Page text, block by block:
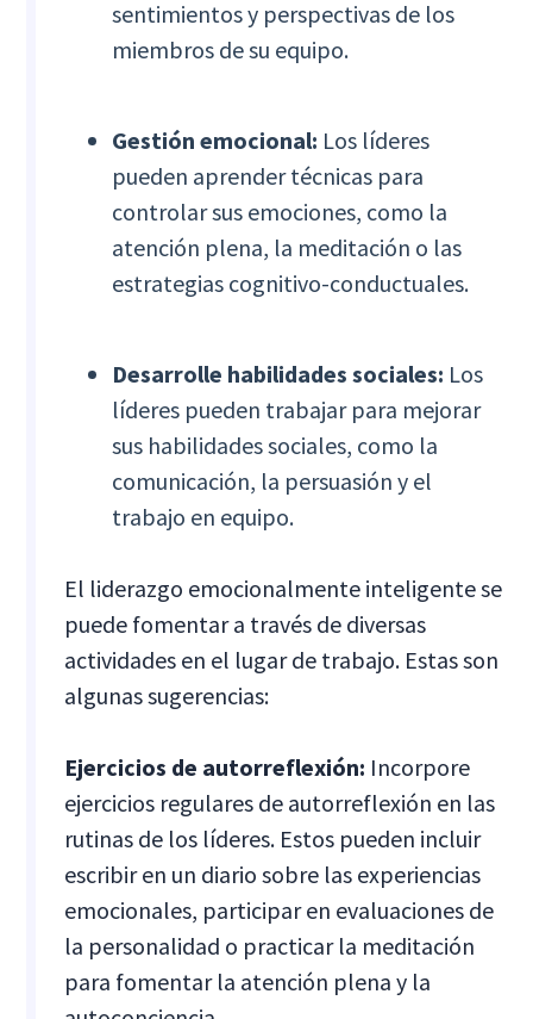
sentimientos y perspectivas de los
miembros de su equipo.
Gestión emocional: Los líderes
pueden aprender técnicas para
controlar sus emociones, como la
atención plena, la meditación o las
estrategias cognitivo-conductuales.
Desarrolle habilidades sociales: Los
líderes pueden trabajar para mejorar
sus habilidades sociales, como la
comunicación, la persuasión y el
trabajo en equipo.
El liderazgo emocionalmente inteligente se
puede fomentar a través de diversas
actividades en el lugar de trabajo. Estas son
algunas sugerencias:
Ejercicios de autorreflexión: Incorpore
ejercicios regulares de autorreflexión en las
rutinas de los líderes. Estos pueden incluir
escribir en un diario sobre las experiencias
emocionales, participar en evaluaciones de
la personalidad o practicar la meditación
para fomentar la atención plena y la